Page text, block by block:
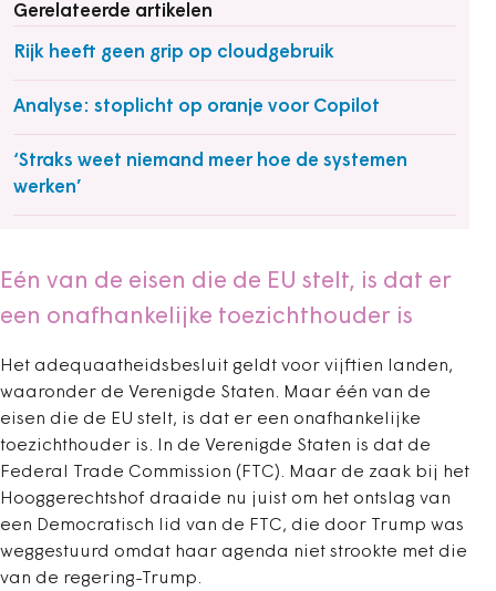
Gerelateerde artikelen
Rijk heeft geen grip op cloudgebruik
Analyse: stoplicht op oranje voor Copilot
‘Straks weet niemand meer hoe de systemen
werken’
Eén van de eisen die de EU stelt, is dat er
een onafhankelijke toezichthouder is
Het adequaatheidsbesluit geldt voor vijftien landen,
waaronder de Verenigde Staten. Maar één van de
eisen die de EU stelt, is dat er een onafhankelijke
toezichthouder is. In de Verenigde Staten is dat de
Federal Trade Commission (FTC). Maar de zaak bij het
Hooggerechtshof draaide nu juist om het ontslag van
een Democratisch lid van de FTC, die door Trump was
weggestuurd omdat haar agenda niet strookte met die
van de regering-Trump.